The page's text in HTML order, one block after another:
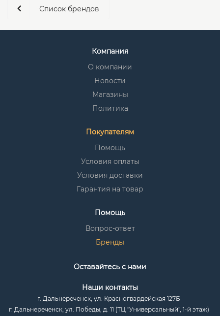
Список брендов
Компания
О компании
Новости
Магазины
Политика
Покупателям
Помощь
Условия оплаты
Условия доставки
Гарантия на товар
Помощь
Вопрос-ответ
Бренды
Оставайтесь с нами
Наши контакты
г. Дальнереченск, ул. Красногвардейская 127Б
г. Дальнереченск, ул. Победы, д. 11 (ТЦ "Универсальный", 1-й этаж)